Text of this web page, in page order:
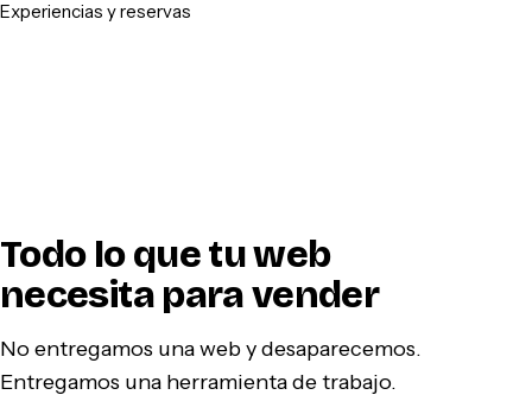
Experiencias y reservas
Todo lo que tu web
necesita para vender
No entregamos una web y desaparecemos.
Entregamos una herramienta de trabajo.